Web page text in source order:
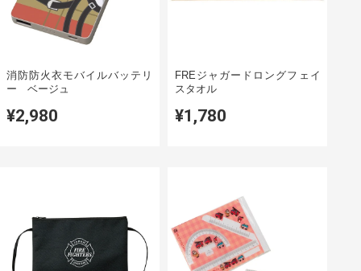
消防防火衣モバイルバッテリ
ー ベージュ
¥2,980
FREジャガードロングフェイ
スタオル
¥1,780